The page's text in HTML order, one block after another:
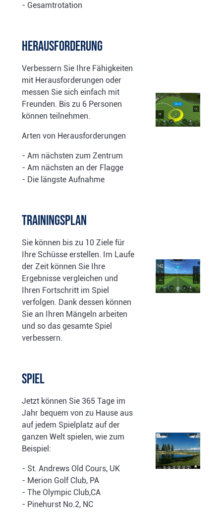
- Gesamtrotation
Herausforderung
Verbessern Sie Ihre Fähigkeiten
mit Herausforderungen oder
messen Sie sich einfach mit
Freunden. Bis zu 6 Personen
können teilnehmen.
Arten von Herausforderungen
- Am nächsten zum Zentrum
- Am nächsten an der Flagge
- Die längste Aufnahme
Trainingsplan
Sie können bis zu 10 Ziele für
Ihre Schüsse erstellen. Im Laufe
der Zeit können Sie Ihre
Ergebnisse vergleichen und
Ihren Fortschritt im Spiel
verfolgen. Dank dessen können
Sie an Ihren Mängeln arbeiten
und so das gesamte Spiel
verbessern.
Spiel
Jetzt können Sie 365 Tage im
Jahr bequem von zu Hause aus
auf jedem Spielplatz auf der
ganzen Welt spielen, wie zum
Beispiel:
- St. Andrews Old Cours, UK
- Merion Golf Club, PA
- The Olympic Club,CA
- Pinehurst No.2, NC